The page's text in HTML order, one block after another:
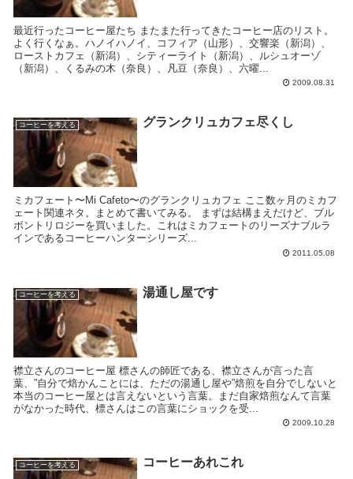
最近行ったコーヒー屋たち またまた行ってきたコーヒー店のリスト。
よく行くなぁ。ハノイハノイ、コフィア（山形）、交響楽（新潟）、
ローストカフェ（新潟）、シティーライト（新潟）、ルシュオーゾ
（新潟）、くるみの木（奈良）、凡豆（奈良）、六曜...
2009.08.31
コーヒーを考える グランクリュカフェ尽くし
ミカフェート〜Mi Cafeto〜のグランクリュカフェ ここ数ヶ月のミカフ
ェート関連ネタ。まとめて書いてみる。 まずは結構まえだけど、ブル
ボントリロジーを買いました。これはミカフェートのリーズナブルラ
インであるコーヒーハンターシリーズ...
2011.05.08
コーヒーを考える 湯通し屋です
襟立さんのコーヒー屋 標さんの師匠である、襟立さんが言った言
葉、”自分で焙かんことには、ただの湯通し屋や”焙煎を自分でしないと
本当のコーヒー屋とは言えないという言葉。まだ自家焙煎なんて言葉
がなかった時代、標さんはこの言葉にショックを受...
2009.10.28
コーヒーを考える コーヒーあれこれ